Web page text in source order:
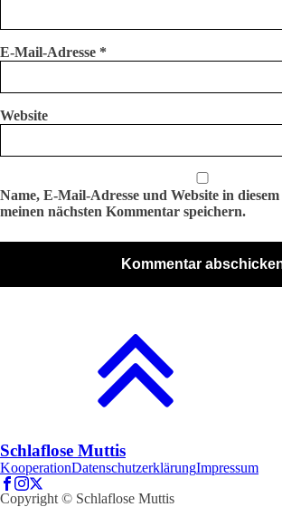
E-Mail-Adresse *
Website
Name, E-Mail-Adresse und Website in
meinen nächsten Kommentar speichern.
Schlaflose Muttis
KooperationDatenschutzerklärungImpressum
Copyright © Schlaflose Muttis